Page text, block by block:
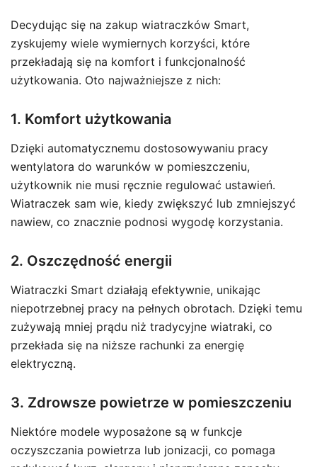
Decydując się na zakup wiatraczków Smart,
zyskujemy wiele wymiernych korzyści, które
przekładają się na komfort i funkcjonalność
użytkowania. Oto najważniejsze z nich:
1. Komfort użytkowania
Dzięki automatycznemu dostosowywaniu pracy
wentylatora do warunków w pomieszczeniu,
użytkownik nie musi ręcznie regulować ustawień.
Wiatraczek sam wie, kiedy zwiększyć lub zmniejszyć
nawiew, co znacznie podnosi wygodę korzystania.
2. Oszczędność energii
Wiatraczki Smart działają efektywnie, unikając
niepotrzebnej pracy na pełnych obrotach. Dzięki temu
zużywają mniej prądu niż tradycyjne wiatraki, co
przekłada się na niższe rachunki za energię
elektryczną.
3. Zdrowsze powietrze w pomieszczeniu
Niektóre modele wyposażone są w funkcje
oczyszczania powietrza lub jonizacji, co pomaga